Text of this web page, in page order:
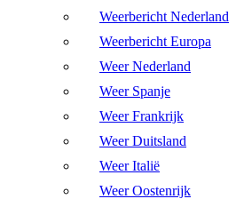
Weerbericht Nederland
Weerbericht Europa
Weer Nederland
Weer Spanje
Weer Frankrijk
Weer Duitsland
Weer Italië
Weer Oostenrijk